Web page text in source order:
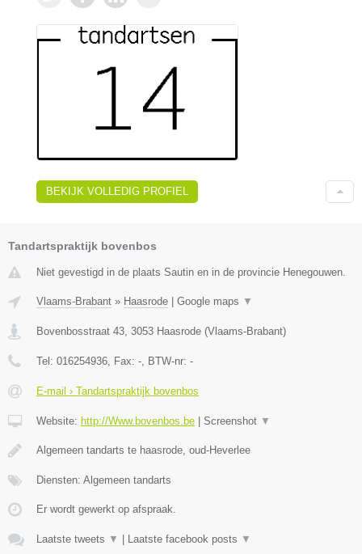
BEKIJK VOLLEDIG PROFIEL
Tandartspraktijk bovenbos
Niet gevestigd in de plaats Sautin en in de provincie Henegouwen.
Vlaams-Brabant » Haasrode | Google maps ▼
Bovenbosstraat 43 3053 Haasrode (Vlaams-Brabant)
Tel: 016254936 , Fax: - , BTW-nr: -
E-mail › Tandartspraktijk bovenbos
Website: http://Www.bovenbos.be | Screenshot ▼
Algemeen tandarts te haasrode, oud-Heverlee
Diensten: Algemeen tandarts
Er wordt gewerkt op afspraak.
Laatste tweets ▼ | Laatste facebook posts ▼